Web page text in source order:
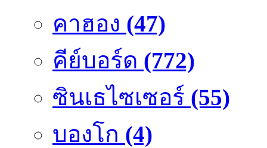
คาฮอง (47)
คีย์บอร์ด (772)
ซินเธไซเซอร์ (55)
บองโก (4)